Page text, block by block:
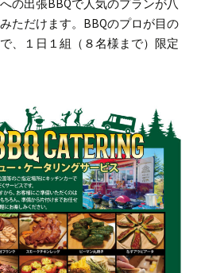
の出張BBQで人気のプランが八
ただけます。 BBQのプロが目の
、１日１組（８名様まで）限定